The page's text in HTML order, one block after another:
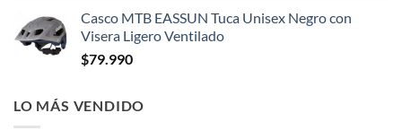
Casco MTB EASSUN Tuca Unisex Negro con
Visera Ligero Ventilado
$79.990
LO MÁS VENDIDO